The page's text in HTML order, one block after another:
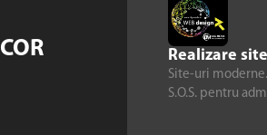
Realizare
Site-uri
S.O.S. pentru